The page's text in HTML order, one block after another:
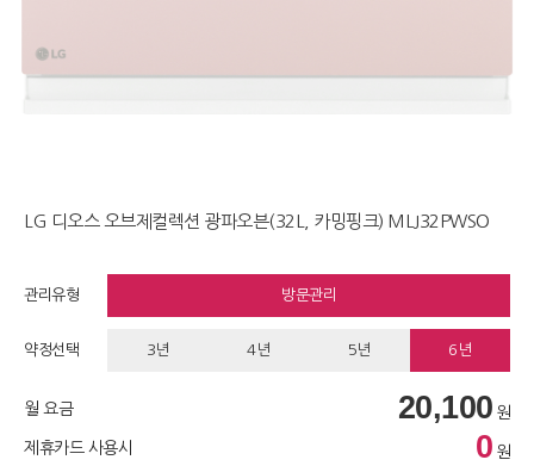
LG 디오스 오브제컬렉션 광파오븐(32L, 카밍핑크) MLJ32PWSO
관리유형 방문관리
약정선택 3년 4년 5년 6년
월 요금 20,100 원
제휴카드 사용시 0 원